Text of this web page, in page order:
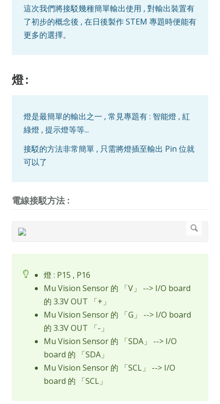
這次我們將接駁幾種簡單輸出使用 , 對輸出裝置有
了初步的概念後 , 在日後製作 STEM 專題時便能有
更多的選擇。
燈 :
燈是最簡單的輸出之一 , 常見專題有 : 智能燈 , 紅
綠燈 , 提示燈等等...
接駁的方法非常簡單 , 只需將燈插至輸出 Pin 位就
可以了
電線接駁方法 :
燈 : P15 , P16
Mu Vision Sensor 的 「V」 --> I/O board
的 3.3V OUT 「+」
Mu Vision Sensor 的 「G」 --> I/O board
的 3.3V OUT 「-」
Mu Vision Sensor 的 「SDA」 --> I/O
board 的 「SDA」
Mu Vision Sensor 的 「SCL」 --> I/O
board 的 「SCL」